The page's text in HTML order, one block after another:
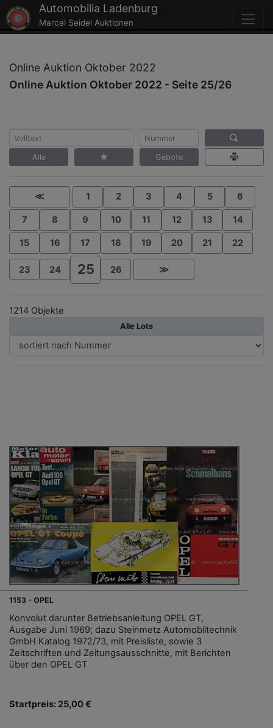
Automobilia Ladenburg
Marcel Seidel Auktionen
Online Auktion Oktober 2022
Online Auktion Oktober 2022 - Seite 25/26
Alle Gebote
≪ 1 2 3 4 5 6
7 8 9 10 11 12 13 14
15 16 17 18 19 20 21 22
23 24 25 26 ≫
1214 Objekte
Alle Lots
1153 - OPEL
Konvolut darunter Betriebsanleitung OPEL GT,
Ausgabe Juni 1969; dazu Steinmetz Automobiltechnik
GmbH Katalog 1972/73, mit Preisliste, sowie 3
Zeitschriften und Zeitungsausschnitte, mit Berichten
über den OPEL GT
Startpreis: 25,00 €